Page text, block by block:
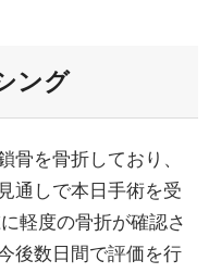
ング
骨を骨折しており、
通しで本日手術を受
軽度の骨折が確認さ
後数日間で評価を行